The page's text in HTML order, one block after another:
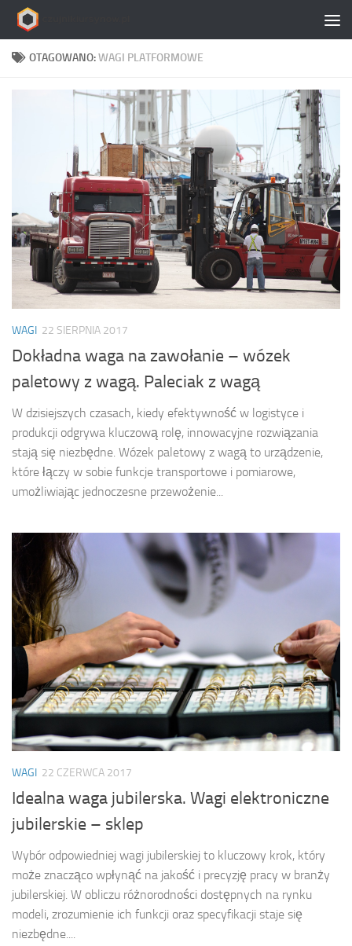
Skip to content
OTAGOWANO:WAGI PLATFORMOWE
WAGI 22 SIERPNIA 2017
Dokładna waga na zawołanie – wózek
paletowy z wagą. Paleciak z wagą
W dzisiejszych czasach, kiedy efektywność w logistyce i
produkcji odgrywa kluczową rolę, innowacyjne rozwiązania
stają się niezbędne. Wózek paletowy z wagą to urządzenie,
które łączy w sobie funkcje transportowe i pomiarowe,
umożliwiając jednoczesne przewożenie...
WAGI 22 CZERWCA 2017
Idealna waga jubilerska. Wagi elektroniczne
jubilerskie – sklep
Wybór odpowiedniej wagi jubilerskiej to kluczowy krok, który
może znacząco wpłynąć na jakość i precyzję pracy w branży
jubilerskiej. W obliczu różnorodności dostępnych na rynku
modeli, zrozumienie ich funkcji oraz specyfikacji staje się
niezbędne....